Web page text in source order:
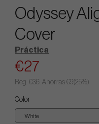
Odyssey
Cover
Práctica
€27
Reg. €36. Ahorras €9(25%)
Color